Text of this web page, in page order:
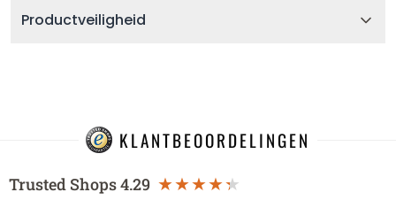
Productveiligheid
KLANTBEOORDELINGEN
Trusted Shops4.29